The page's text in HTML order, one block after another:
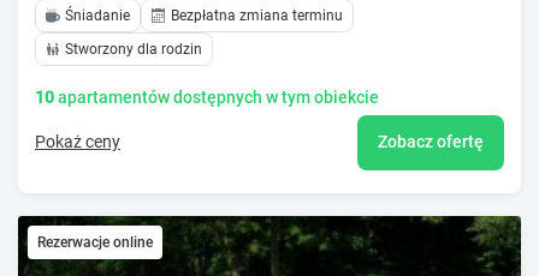
Śniadanie
Bezpłatna zmiana terminu
Stworzony dla rodzin
10apartamentów dostępnych w tym obiekcie
Pokaż ceny Zobacz ofertę
Rezerwacje online